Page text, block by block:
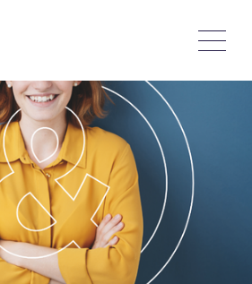
DU RÉSEAU COMPÉTENCES
ÇA CHANGE TOUT !
, acteur engagé de
dans l’intégration des
dans les trajectoires
l’accompagnement individualisé
permet de bénéficier d’un
réussites, toutes les réussites.